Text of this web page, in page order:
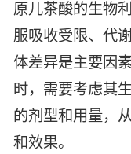
原儿茶酸的生物
服吸收受限、代
体差异是主要因
时，需要考虑其
的剂型和用量，
和效果。